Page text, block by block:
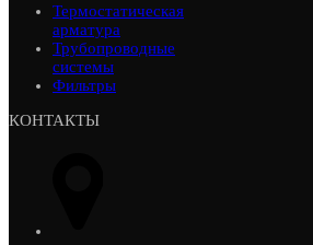
Термостатическая
арматура
Трубопроводные
системы
Фильтры
КОНТАКТЫ